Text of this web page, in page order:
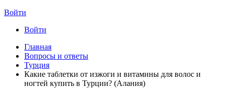
Войти
Войти
Главная
Вопросы и ответы
Турция
Какие таблетки от изжоги и витамины для волос и
ногтей купить в Турции? (Алания)